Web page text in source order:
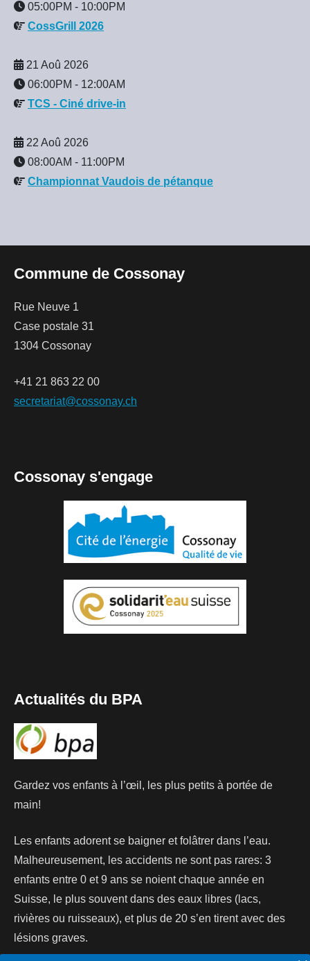
05:00PM - 10:00PM
CossGrill 2026
21 Aoû 2026
06:00PM - 12:00AM
TCS - Ciné drive-in
22 Aoû 2026
08:00AM - 11:00PM
Championnat Vaudois de pétanque
Commune de Cossonay
Rue Neuve 1
Case postale 31
1304 Cossonay
+41 21 863 22 00
secretariat@cossonay.ch
Cossonay s'engage
Actualités du BPA
Gardez vos enfants à l’œil, les plus petits à portée de
main!
Les enfants adorent se baigner et folâtrer dans l’eau.
Malheureusement, les accidents ne sont pas rares: 3
enfants entre 0 et 9 ans se noient chaque année en
Suisse, le plus souvent dans des eaux libres (lacs,
rivières ou ruisseaux), et plus de 20 s’en tirent avec des
lésions graves.